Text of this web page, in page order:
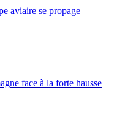
aviaire se propage
face à la forte hausse